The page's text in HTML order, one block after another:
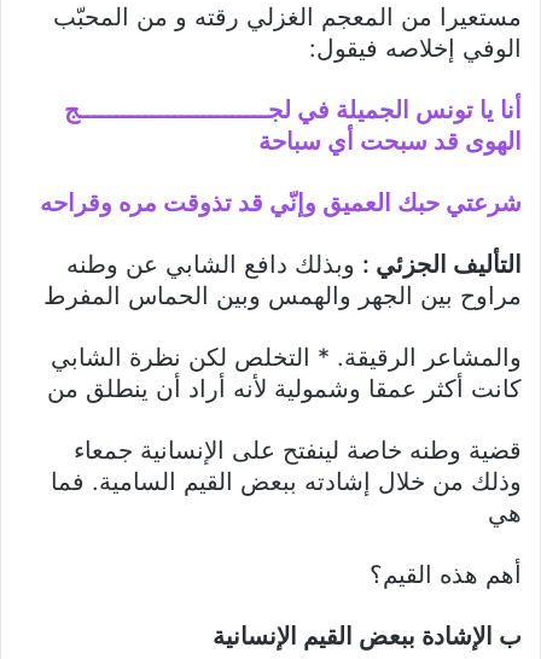
مستعيرا من المعجم الغزلي رقته و من المحبّب
الوفي إخلاصه فيقول:
أنا يا تونس الجميلة في لجــــــــــــــــــــــــــج
الهوى قد سبحت أي سباحة
شرعتي حبك العميق وإنّي قد تذوقت مره وقراحه
التأليف الجزئي : وبذلك دافع الشابي عن وطنه
مراوح بين الجهر والهمس وبين الحماس المفرط
والمشاعر الرقيقة. * التخلص لكن نظرة الشابي
كانت أكثر عمقا وشمولية لأنه أراد أن ينطلق من
قضية وطنه خاصة لينفتح على الإنسانية جمعاء
وذلك من خلال إشادته ببعض القيم السامية. فما
هي
أهم هذه القيم؟
ب الإشادة ببعض القيم الإنسانية